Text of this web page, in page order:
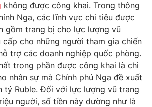
mọi hình thức nếu không có sự chấp
Ghi rõ nguồn VTV.vn khi phát hành lại
không được công khai. Trong thông
Nga, các lĩnh vực chi tiêu được
gồm trang bị cho lực lượng vũ
cấp cho những người tham gia chiến
trợ các doanh nghiệp quốc phòng.
trong phần được công khai là chi
nhân sự mà Chính phủ Nga đề xuất
tỷ Ruble. Đối với lực lượng vũ trang
người, số tiền này dường như là